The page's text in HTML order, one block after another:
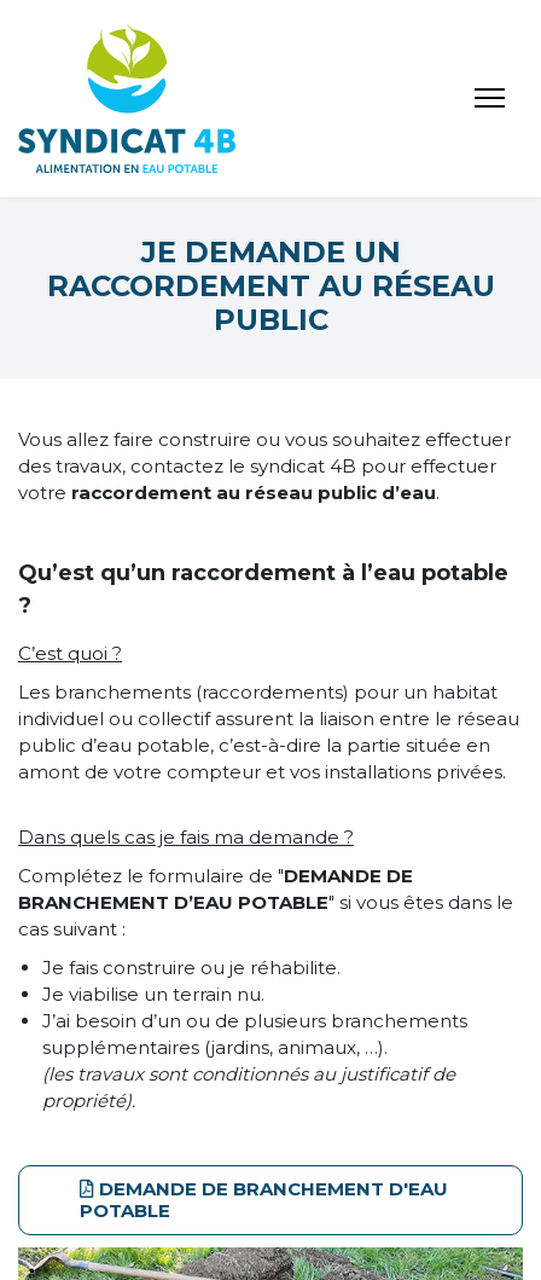
JE DEMANDE UN
RACCORDEMENT AU RÉSEAU
PUBLIC
Vous allez faire construire ou vous souhaitez effectuer
des travaux, contactez le syndicat 4B pour effectuer
votre raccordement au réseau public d’eau.
Qu’est qu’un raccordement à l’eau potable
?
C’est quoi ?
Les branchements (raccordements) pour un habitat
individuel ou collectif assurent la liaison entre le réseau
public d’eau potable, c’est-à-dire la partie située en
amont de votre compteur et vos installations privées.
Dans quels cas je fais ma demande ?
Complétez le formulaire de "DEMANDE DE
BRANCHEMENT D’EAU POTABLE" si vous êtes dans le
cas suivant :
Je fais construire ou je réhabilite.
Je viabilise un terrain nu.
J’ai besoin d’un ou de plusieurs branchements
supplémentaires (jardins, animaux, …).
(les travaux sont conditionnés au justificatif de
propriété).
DEMANDE DE BRANCHEMENT D'EAU
POTABLE